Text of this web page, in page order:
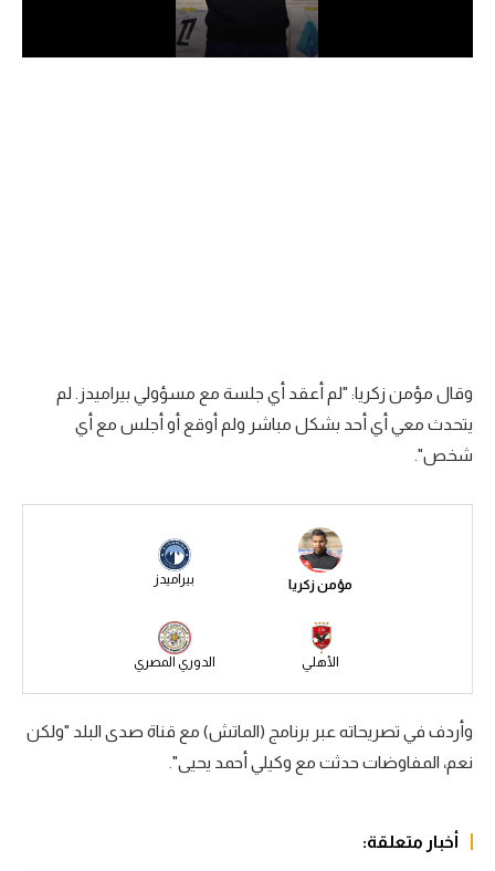
دوري أبطال إفريقيا
سعودي في الجول
الدوري الإنجليزي
كرة سلة
كرة طائرة
وقال مؤمن زكريا: "لم أعقد أي جلسة مع مسؤولي بيراميدز. لم
يتحدث معي أي أحد بشكل مباشر ولم أوقع أو أجلس مع أي
شخص".
مؤمن زكريا بيراميدز
الأهلي الدوري المصري
وأردف في تصريحاته عبر برنامج (الماتش) مع قناة صدى البلد "ولكن
نعم، المفاوضات حدثت مع وكيلي أحمد يحيى".
أخبار متعلقة: